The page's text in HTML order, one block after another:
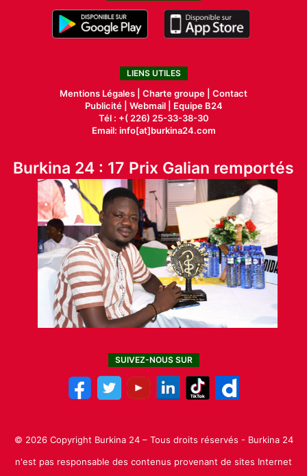
LIENS UTILES
Mentions Légales | Charte groupe | Contact
Publicité| Webmail |
Equipe B24
Tél : +( 226) 25-33-38-30
Email: info[at]burkina24.com
Burkina 24 : 17 Prix Galian remportés
SUIVEZ-NOUS SUR
© 2026 Copyright Burkina 24 – Tous droits réservés - Burkina 24
n'est pas responsable des contenus provenant de sites Internet